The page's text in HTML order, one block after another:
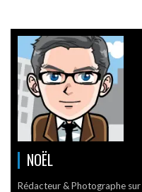
NOËL
Rédacteur & Photographe sur